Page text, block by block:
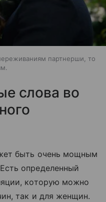
партнерши, то
слова во
быть очень мощным
определенный
которую можно
так и для женщин.